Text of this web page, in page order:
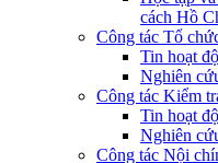
cách Hồ
Công tác Tổ
Tin hoạt
Nghiên
Công tác Kiểm
Tin hoạt
Nghiên
Công tác Nội